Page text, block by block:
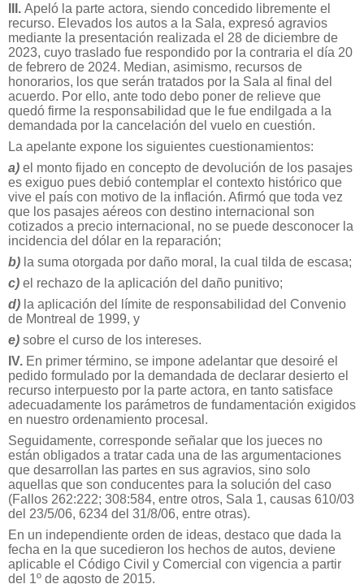
III. Apeló la parte actora, siendo concedido libremente el
recurso. Elevados los autos a la Sala, expresó agravios
mediante la presentación realizada el 28 de diciembre de
2023, cuyo traslado fue respondido por la contraria el día 20
de febrero de 2024. Median, asimismo, recursos de
honorarios, los que serán tratados por la Sala al final del
acuerdo. Por ello, ante todo debo poner de relieve que
quedó firme la responsabilidad que le fue endilgada a la
demandada por la cancelación del vuelo en cuestión.
La apelante expone los siguientes cuestionamientos:
a) el monto fijado en concepto de devolución de los pasajes
es exiguo pues debió contemplar el contexto histórico que
vive el país con motivo de la inflación. Afirmó que toda vez
que los pasajes aéreos con destino internacional son
cotizados a precio internacional, no se puede desconocer la
incidencia del dólar en la reparación;
b) la suma otorgada por daño moral, la cual tilda de escasa;
c) el rechazo de la aplicación del daño punitivo;
d) la aplicación del límite de responsabilidad del Convenio
de Montreal de 1999, y
e) sobre el curso de los intereses.
IV. En primer término, se impone adelantar que desoiré el
pedido formulado por la demandada de declarar desierto el
recurso interpuesto por la parte actora, en tanto satisface
adecuadamente los parámetros de fundamentación exigidos
en nuestro ordenamiento procesal.
Seguidamente, corresponde señalar que los jueces no
están obligados a tratar cada una de las argumentaciones
que desarrollan las partes en sus agravios, sino solo
aquellas que son conducentes para la solución del caso
(Fallos 262:222; 308:584, entre otros, Sala 1, causas 610/03
del 23/5/06, 6234 del 31/8/06, entre otras).
En un independiente orden de ideas, destaco que dada la
fecha en la que sucedieron los hechos de autos, deviene
aplicable el Código Civil y Comercial con vigencia a partir
del 1º de agosto de 2015.